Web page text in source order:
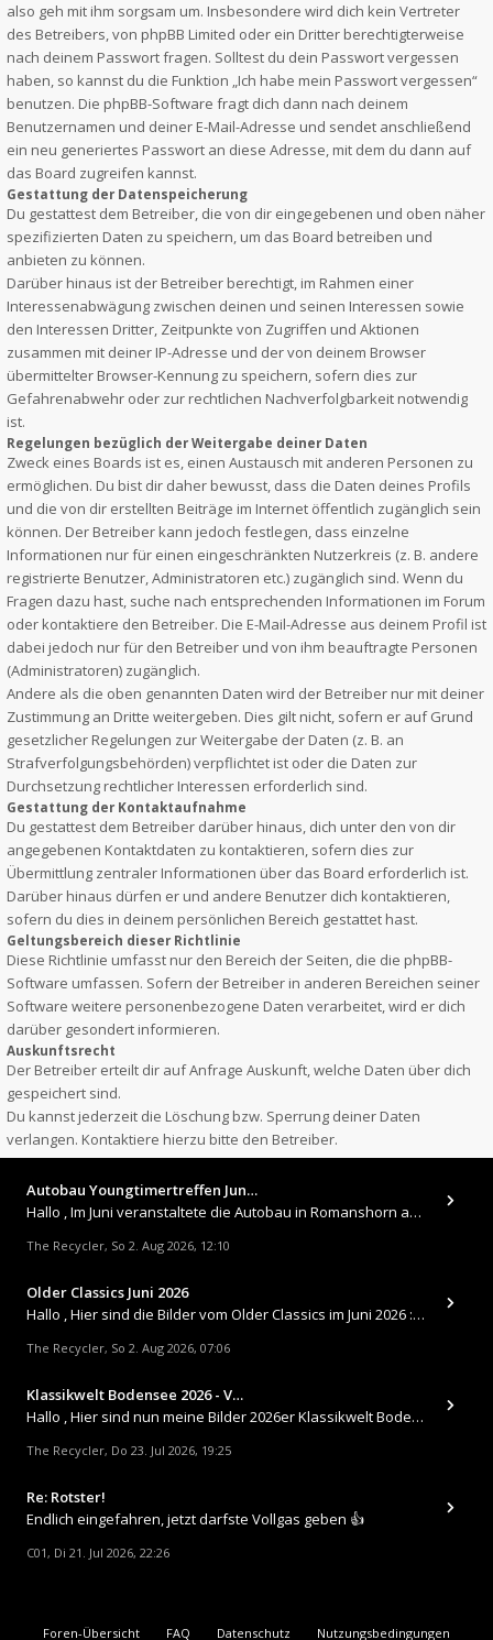
also geh mit ihm sorgsam um. Insbesondere wird dich kein Vertreter
des Betreibers, von phpBB Limited oder ein Dritter berechtigterweise
nach deinem Passwort fragen. Solltest du dein Passwort vergessen
haben, so kannst du die Funktion „Ich habe mein Passwort vergessen“
benutzen. Die phpBB-Software fragt dich dann nach deinem
Benutzernamen und deiner E-Mail-Adresse und sendet anschließend
ein neu generiertes Passwort an diese Adresse, mit dem du dann auf
das Board zugreifen kannst.
Gestattung der Datenspeicherung
Du gestattest dem Betreiber, die von dir eingegebenen und oben näher
spezifizierten Daten zu speichern, um das Board betreiben und
anbieten zu können.
Darüber hinaus ist der Betreiber berechtigt, im Rahmen einer
Interessenabwägung zwischen deinen und seinen Interessen sowie
den Interessen Dritter, Zeitpunkte von Zugriffen und Aktionen
zusammen mit deiner IP-Adresse und der von deinem Browser
übermittelter Browser-Kennung zu speichern, sofern dies zur
Gefahrenabwehr oder zur rechtlichen Nachverfolgbarkeit notwendig
ist.
Regelungen bezüglich der Weitergabe deiner Daten
Zweck eines Boards ist es, einen Austausch mit anderen Personen zu
ermöglichen. Du bist dir daher bewusst, dass die Daten deines Profils
und die von dir erstellten Beiträge im Internet öffentlich zugänglich sein
können. Der Betreiber kann jedoch festlegen, dass einzelne
Informationen nur für einen eingeschränkten Nutzerkreis (z. B. andere
registrierte Benutzer, Administratoren etc.) zugänglich sind. Wenn du
Fragen dazu hast, suche nach entsprechenden Informationen im Forum
oder kontaktiere den Betreiber. Die E-Mail-Adresse aus deinem Profil ist
dabei jedoch nur für den Betreiber und von ihm beauftragte Personen
(Administratoren) zugänglich.
Andere als die oben genannten Daten wird der Betreiber nur mit deiner
Zustimmung an Dritte weitergeben. Dies gilt nicht, sofern er auf Grund
gesetzlicher Regelungen zur Weitergabe der Daten (z. B. an
Strafverfolgungsbehörden) verpflichtet ist oder die Daten zur
Durchsetzung rechtlicher Interessen erforderlich sind.
Gestattung der Kontaktaufnahme
Du gestattest dem Betreiber darüber hinaus, dich unter den von dir
angegebenen Kontaktdaten zu kontaktieren, sofern dies zur
Übermittlung zentraler Informationen über das Board erforderlich ist.
Darüber hinaus dürfen er und andere Benutzer dich kontaktieren,
sofern du dies in deinem persönlichen Bereich gestattet hast.
Geltungsbereich dieser Richtlinie
Diese Richtlinie umfasst nur den Bereich der Seiten, die die phpBB-
Software umfassen. Sofern der Betreiber in anderen Bereichen seiner
Software weitere personenbezogene Daten verarbeitet, wird er dich
darüber gesondert informieren.
Auskunftsrecht
Der Betreiber erteilt dir auf Anfrage Auskunft, welche Daten über dich
gespeichert sind.
Du kannst jederzeit die Löschung bzw. Sperrung deiner Daten
verlangen. Kontaktiere hierzu bitte den Betreiber.
Autobau Youngtimertreffen Jun…
Hallo , Im Juni veranstaltete die Autobau in Romanshorn auf ihrem Gelände ein kleines Youngtimertreffen : https://up.
The Recycler, So 2. Aug 2026, 12:10
Older Classics Juni 2026
​Hallo , Hier sind die Bilder vom Older Classics im Juni 2026 : https://up.picr.de/51155940wd.jpg https://up.pic
The Recycler, So 2. Aug 2026, 07:06
Klassikwelt Bodensee 2026 - V…
Hallo , Hier sind nun meine Bilder 2026er Klassikwelt Bodensee 😀 https://up.picr.de/51125547rb.jpg https://up.pi
The Recycler, Do 23. Jul 2026, 19:25
Re: Rotster!
Endlich eingefahren, jetzt darfste Vollgas geben 👍
C01, Di 21. Jul 2026, 22:26
Foren-Übersicht FAQ Datenschutz Nutzungsbedingungen